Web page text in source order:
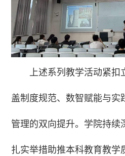
上述系列教学活动紧扣
盖制度规范、数智赋能与实
管理的双向提升。学院持续
扎实举措助推本科教育教学